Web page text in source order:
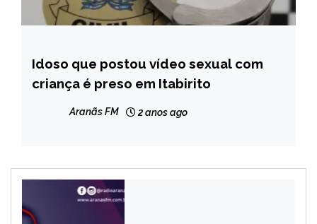
MINAS
GERAIS
NOTÍCIAS
Idoso que postou vídeo sexual com
criança é preso em Itabirito
Aranãs FM 2 anos ago